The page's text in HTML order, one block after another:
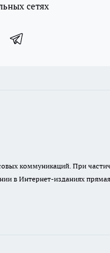
сетях
коммуникаций. При
в Интернет-изданиях